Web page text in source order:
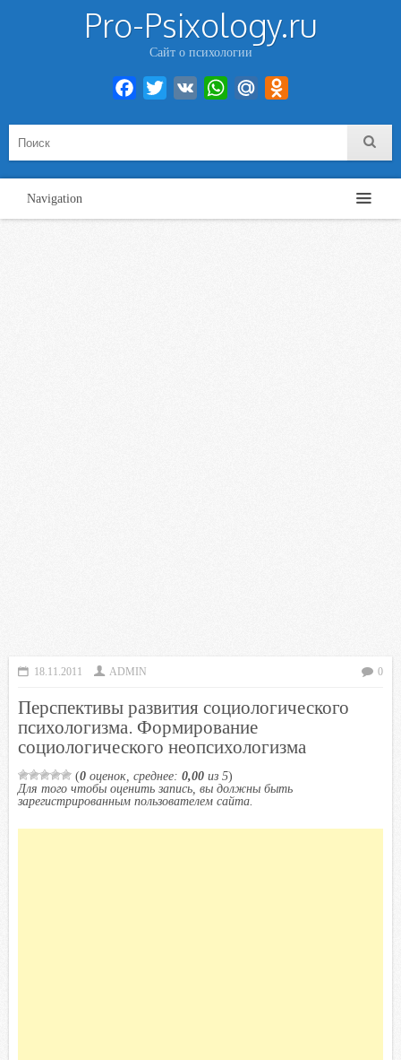
Pro-Psixology.ru
Сайт о психологии
Facebook
Twitter VK WhatsAppMail.Ru
Navigation
18.11.2011 ADMIN 0
Перспективы развития социологического
психологизма. Формирование
социологического неопсихологизма
(0 оценок, среднее: 0,00 из 5)
Для того чтобы оценить запись, вы должны быть
зарегистрированным пользователем сайта.